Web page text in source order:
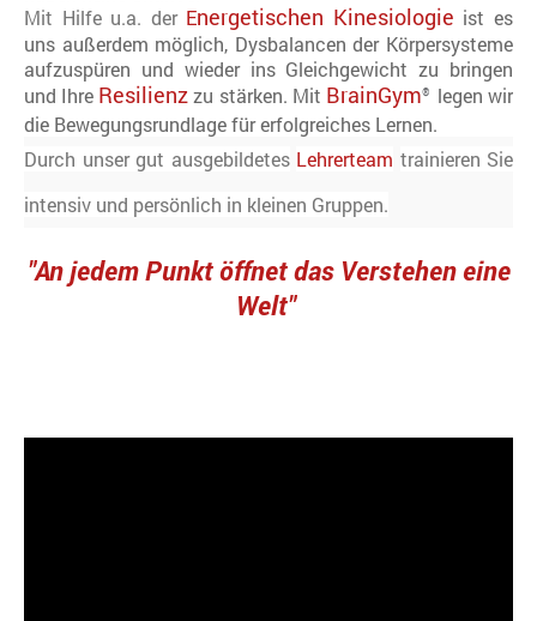
Mit Hilfe u.a. der Energetischen Kinesiologie ist es
uns außerdem möglich, Dysbalancen der Körpersysteme
aufzuspüren und wieder ins Gleichgewicht zu bringen
und Ihre Resilienz zu stärken. Mit BrainGym® legen wir
die Bewegungsrundlage für erfolgreiches Lernen.
Durch unser gut ausgebildetes Lehrerteam trainieren Sie
intensiv und persönlich in kleinen Gruppen.
"An jedem Punkt öffnet das Verstehen eine
Welt"